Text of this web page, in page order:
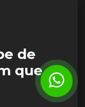
de
que